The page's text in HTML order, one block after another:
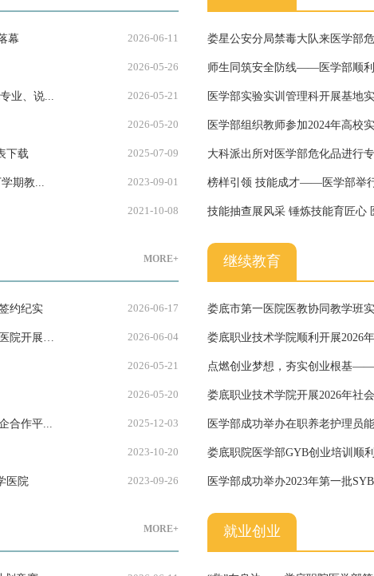
幕 2026-06-11
2026-05-26
业、说... 2026-05-21
2026-05-20
下载 2025-07-09
年下学期教... 2023-09-01
2021-10-08
娄星公安分局禁毒大队来医学部
师生同筑安全防线——医学部顺
医学部实验实训管理科开展基地
医学部组织教师参加2024年高校
大科派出所对医学部危化品进行
榜样引领 技能成才——医学
技能抽查展风采 锤炼技能育匠心
MORE+
约纪实 2026-06-17
2026-06-04
2026-05-21
2026-05-20
校企合作平... 2025-12-03
2023-10-20
医院 2023-09-26
继续教育
娄底市第一医院医教协同教学班
娄底职业技术学院顺利开展2026
作
点燃创业梦想，夯实创业根基
培训圆满落幕
娄底职业技术学院开展2026年社
医学部成功举办在职养老护理员
娄底职院医学部GYB创业培训顺
医学部成功举办2023年第一批
MORE+ 就业创业